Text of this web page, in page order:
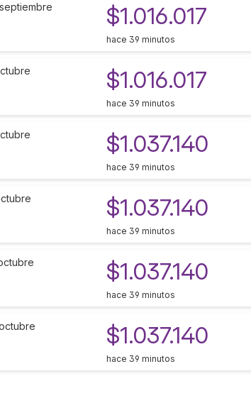
$1.016.017
hace 39 minutos
$1.016.017
hace 39 minutos
$1.037.140
hace 39 minutos
$1.037.140
hace 39 minutos
$1.037.140
hace 39 minutos
$1.037.140
hace 39 minutos